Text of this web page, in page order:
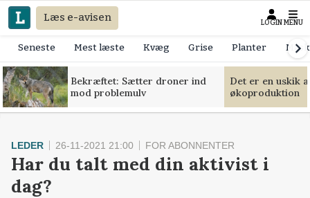
Læs e-avisen LOGIN MENU
Seneste Mest læste Kvæg Grise Planter
Bekræftet: Sætter droner ind
mod problemulv
Det er en uskik
økoproduktion
LEDER 26-11-2021 21:00 FOR ABONNENTER
Har du talt med din aktivist i
dag?